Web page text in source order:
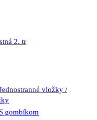
2. tr
vložky /
gombíkom